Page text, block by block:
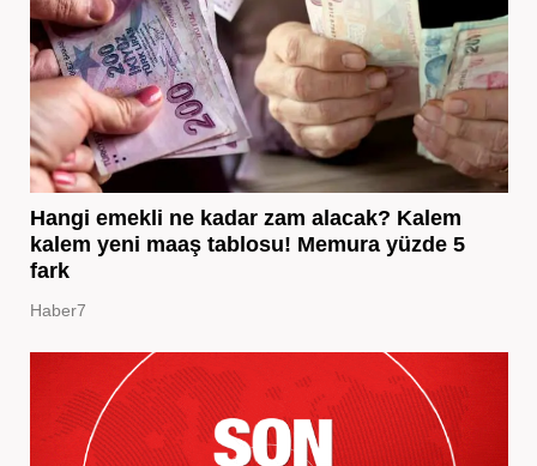
Hangi emekli ne kadar zam alacak? Kalem
kalem yeni maaş tablosu! Memura yüzde 5
fark
Haber7